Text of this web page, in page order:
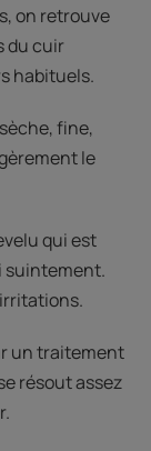
on retrouve
du cuir
habituels.
fine,
le
qui est
suintement.
un traitement
résout assez